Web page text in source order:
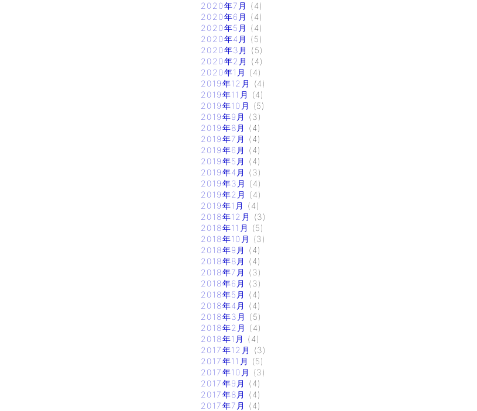
2020年7月
(4)
2020年6月
(4)
2020年5月
(4)
2020年4月
(5)
2020年3月
(5)
2020年2月
(4)
2020年1月
(4)
2019年12月
(4)
2019年11月
(4)
2019年10月
(5)
2019年9月
(3)
2019年8月
(4)
2019年7月
(4)
2019年6月
(4)
2019年5月
(4)
2019年4月
(3)
2019年3月
(4)
2019年2月
(4)
2019年1月
(4)
2018年12月
(3)
2018年11月
(5)
2018年10月
(3)
2018年9月
(4)
2018年8月
(4)
2018年7月
(3)
2018年6月
(3)
2018年5月
(4)
2018年4月
(4)
2018年3月
(5)
2018年2月
(4)
2018年1月
(4)
2017年12月
(3)
2017年11月
(5)
2017年10月
(3)
2017年9月
(4)
2017年8月
(4)
2017年7月
(4)